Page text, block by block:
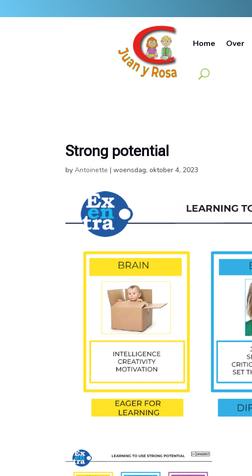
Home Over
Strong potential
byAntoinette |woensdag, oktober 4, 2023